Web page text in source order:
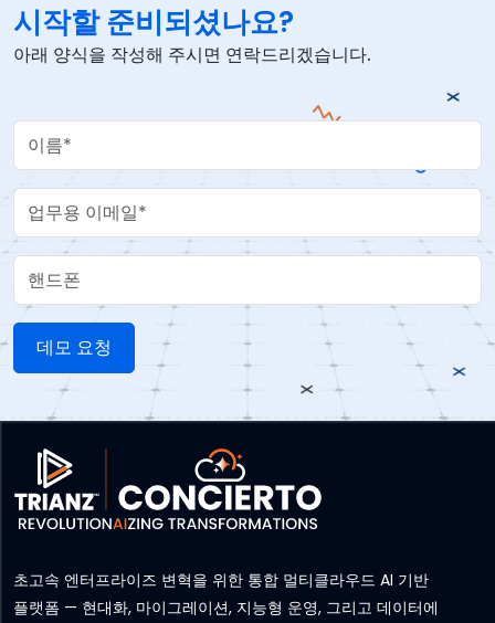
시작할 준비되셨나요?
아래 양식을 작성해 주시면 연락드리겠습니다.
Your Name
Work Email
핸드폰
초고속 엔터프라이즈 변혁을 위한 통합 멀티클라우드 AI 기반
플랫폼 — 현대화, 마이그레이션, 지능형 운영, 그리고 데이터에